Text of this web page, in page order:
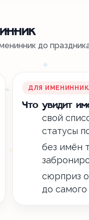
до
ДЛЯ
Что увидит
свой
статусы
без имён
сюрприз
до